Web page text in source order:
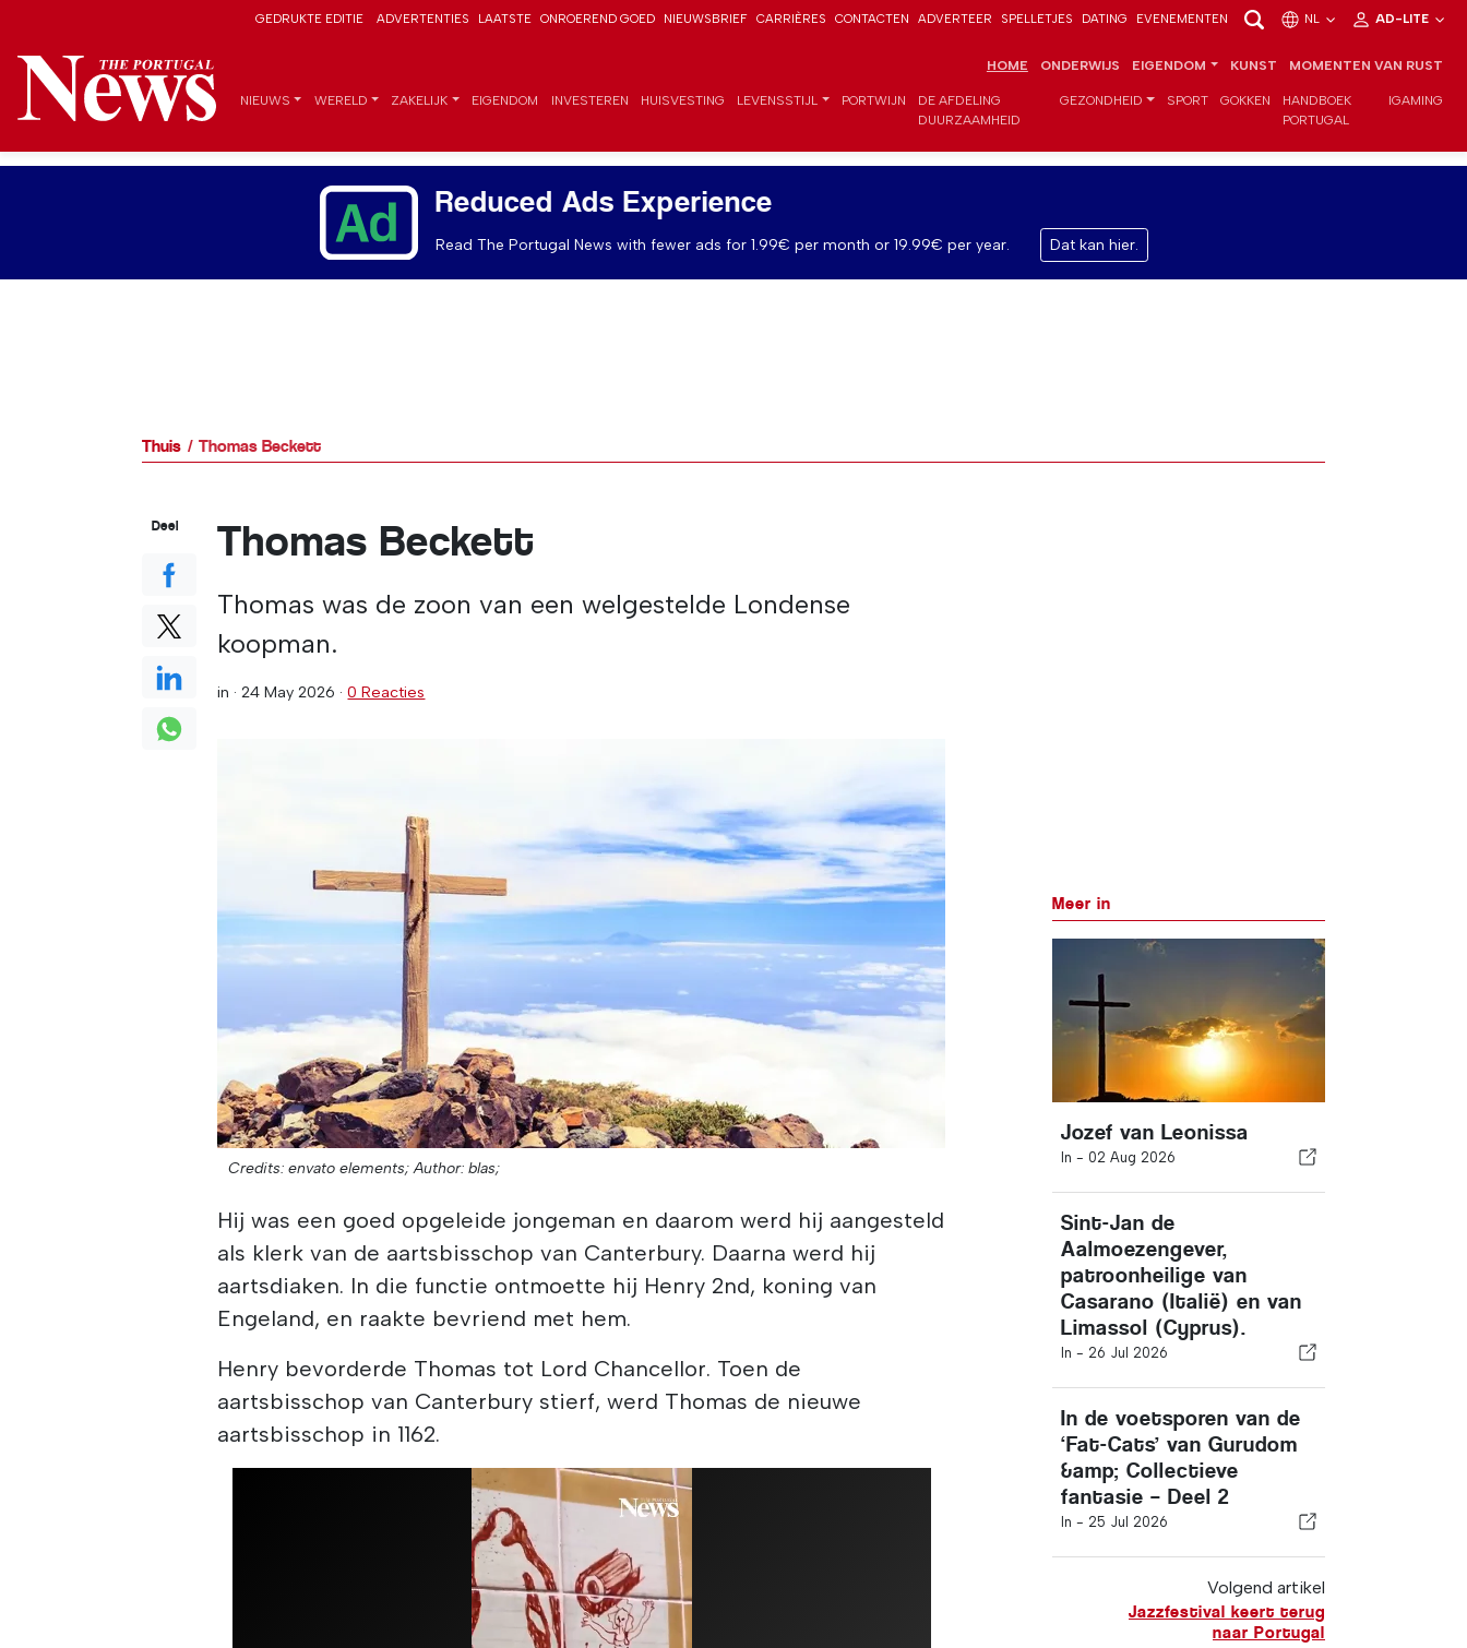
GEDRUKTE EDITIE ADVERTENTIES LAATSTE ONROEREND GOED NIEUWSBRIEF CARRIÈRES CONTACTEN ADVERTEER SPELLETJES DATING EVENEMENTEN NL AD-LITE
HOME ONDERWIJS EIGENDOM KUNST MOMENTEN VAN RUST
NIEUWS WERELD ZAKELIJK EIGENDOM INVESTEREN HUISVESTING LEVENSSTIJL PORTWIJN
DE AFDELING
DUURZAAMHEID
GEZONDHEID SPORT GOKKEN
HANDBOEK
PORTUGAL
IGAMING
Reduced Ads Experience
Read The Portugal News with fewer ads for 1.99€ per month or 19.99€ per year. Dat kan hier.
Thuis Thomas Beckett
Thomas Beckett
Thomas was de zoon van een welgestelde Londense
koopman.
in ·24 May 2026 ·0 Reacties
Credits: envato elements; Author: blas;
Hij was een goed opgeleide jongeman en daarom werd hij aangesteld
als klerk van de aartsbisschop van Canterbury. Daarna werd hij
aartsdiaken. In die functie ontmoette hij Henry 2nd, koning van
Engeland, en raakte bevriend met hem.
Henry bevorderde Thomas tot Lord Chancellor. Toen de
aartsbisschop van Canterbury stierf, werd Thomas de nieuwe
aartsbisschop in 1162.
Deel
Meer in
Jozef van Leonissa
In - 02 Aug 2026
Sint-Jan de
Aalmoezengever,
patroonheilige van
Casarano (Italië) en van
Limassol (Cyprus).
In - 26 Jul 2026
In de voetsporen van de
‘Fat-Cats’ van Gurudom
&amp; Collectieve
fantasie – Deel 2
In - 25 Jul 2026
Volgend artikel
Jazzfestival keert terug
naar Portugal